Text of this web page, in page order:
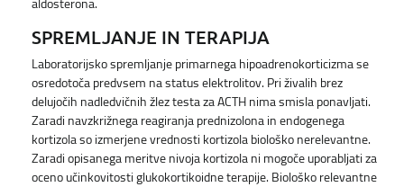
SPREMLJANJE IN TERAPIJA
Laboratorijsko spremljanje primarnega hipoadrenokorticizma se
osredotoča predvsem na status elektrolitov. Pri živalih brez
delujočih nadledvičnih žlez testa za ACTH nima smisla ponavljati.
Zaradi navzkrižnega reagiranja prednizolona in endogenega
kortizola so izmerjene vrednosti kortizola biološko nerelevantne.
Zaradi opisanega meritve nivoja kortizola ni mogoče uporabljati za
oceno učinkovitosti glukokortikoidne terapije. Biološko relevantne